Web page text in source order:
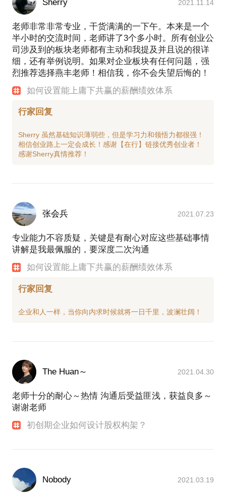
Sherry 2021.11.14
老师非常非常专业，干货满满的一下午。本来是一个
半小时的交流时间，老师讲了3个多小时。所有创业公
司涉及到的板块老师都有主动和我提及并且说的很详
细，还有举例说明。如果对企业板块有任何问题，强
烈推荐选择燕丰老师！相信我，你不会失望后悔的！
如何设置能上庸下共赢的薪酬绩效体系
行家回复
Sherry 虽然基础知识薄弱些，但是学习力和领悟力都很强！
相信创业路上一定会成长！感谢【在行】链接优秀创业者！
张会兵 2021.07.23
专业能力不容质疑，关键是有耐心对应这些基础事情
讲解是我最佩服的，要深度二次沟通
如何设置能上庸下共赢的薪酬绩效体系
行家回复
The Huan～ 2021.04.30
老师十分的耐心～热情 沟通后受益匪浅，获益良多～
谢谢老师
初创期企业如何设计股权构架？
Nobody 2021.03.19